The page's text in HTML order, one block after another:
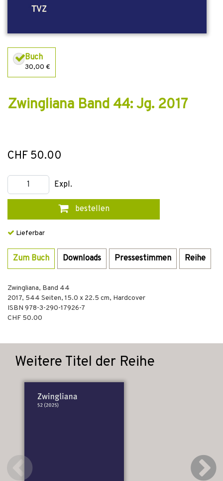
Buch
30,00 €
Zwingliana Band 44: Jg. 2017
CHF 50.00
Expl.
bestellen
Lieferbar
Zum Buch Downloads Pressestimmen Reihe
Zwingliana, Band 44
2017, 544 Seiten, 15.0 x 22.5 cm, Hardcover
ISBN 978-3-290-17926-7
CHF 50.00
Weitere Titel der Reihe